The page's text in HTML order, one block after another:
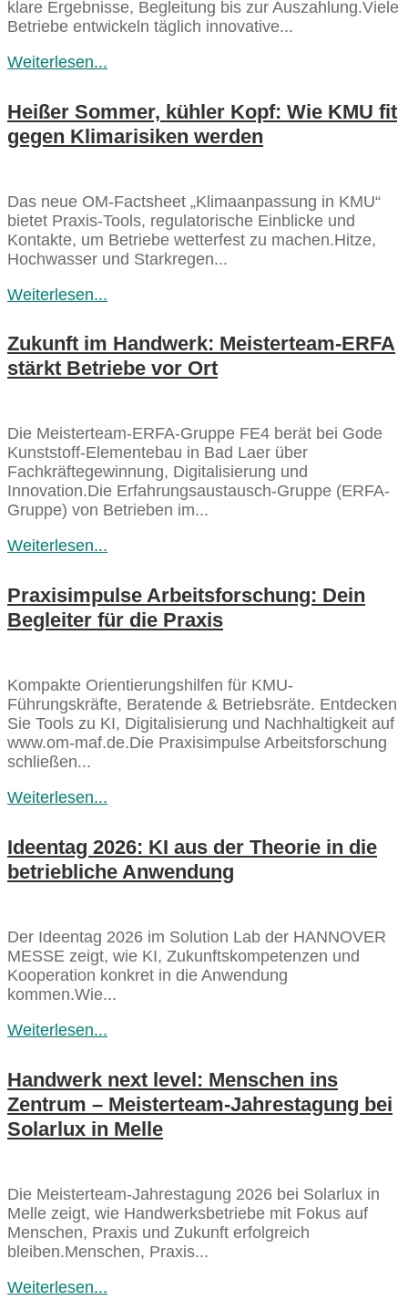
klare Ergebnisse, Begleitung bis zur Auszahlung.Viele
Betriebe entwickeln täglich innovative...
Weiterlesen...
Heißer Sommer, kühler Kopf: Wie KMU fit
gegen Klimarisiken werden
Das neue OM-Factsheet „Klimaanpassung in KMU“
bietet Praxis-Tools, regulatorische Einblicke und
Kontakte, um Betriebe wetterfest zu machen.Hitze,
Hochwasser und Starkregen...
Weiterlesen...
Zukunft im Handwerk: Meisterteam-ERFA
stärkt Betriebe vor Ort
Die Meisterteam-ERFA-Gruppe FE4 berät bei Gode
Kunststoff-Elementebau in Bad Laer über
Fachkräftegewinnung, Digitalisierung und
Innovation.Die Erfahrungsaustausch-Gruppe (ERFA-
Gruppe) von Betrieben im...
Weiterlesen...
Praxisimpulse Arbeitsforschung: Dein
Begleiter für die Praxis
Kompakte Orientierungshilfen für KMU-
Führungskräfte, Beratende & Betriebsräte. Entdecken
Sie Tools zu KI, Digitalisierung und Nachhaltigkeit auf
www.om-maf.de.Die Praxisimpulse Arbeitsforschung
schließen...
Weiterlesen...
Ideentag 2026: KI aus der Theorie in die
betriebliche Anwendung
Der Ideentag 2026 im Solution Lab der HANNOVER
MESSE zeigt, wie KI, Zukunftskompetenzen und
Kooperation konkret in die Anwendung
kommen.Wie...
Weiterlesen...
Handwerk next level: Menschen ins
Zentrum – Meisterteam‑Jahrestagung bei
Solarlux in Melle
Die Meisterteam‑Jahrestagung 2026 bei Solarlux in
Melle zeigt, wie Handwerksbetriebe mit Fokus auf
Menschen, Praxis und Zukunft erfolgreich
bleiben.Menschen, Praxis...
Weiterlesen...